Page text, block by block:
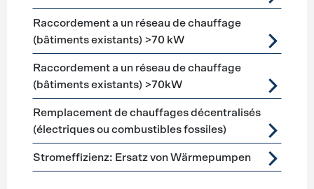
Raccordement a un réseau de chauffage
(bâtiments existants) >70 kW
Raccordement a un réseau de chauffage
(bâtiments existants) >70kW
Remplacement de chauffages décentralisés
(électriques ou combustibles fossiles)
Stromeffizienz: Ersatz von Wärmepumpen